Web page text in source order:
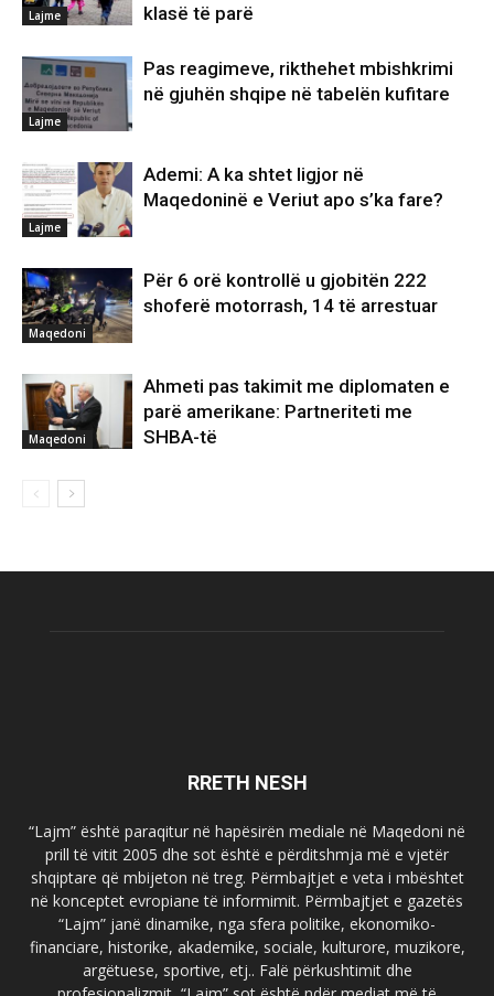
Lajme
klasë të parë
Lajme
Pas reagimeve, rikthehet mbishkrimi
në gjuhën shqipe në tabelën kufitare
Lajme
Ademi: A ka shtet ligjor në
Maqedoninë e Veriut apo s’ka fare?
Maqedoni
Për 6 orë kontrollë u gjobitën 222
shoferë motorrash, 14 të arrestuar
Maqedoni
Ahmeti pas takimit me diplomaten e
parë amerikane: Partneriteti me
SHBA-të
RRETH NESH
“Lajm” është paraqitur në hapësirën mediale në Maqedoni në
prill të vitit 2005 dhe sot është e përditshmja më e vjetër
shqiptare që mbijeton në treg. Përmbajtjet e veta i mbështet
në konceptet evropiane të informimit. Përmbajtjet e gazetës
“Lajm” janë dinamike, nga sfera politike, ekonomiko-
financiare, historike, akademike, sociale, kulturore, muzikore,
argëtuese, sportive, etj.. Falë përkushtimit dhe